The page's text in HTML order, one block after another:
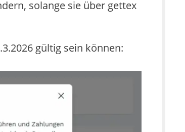
solange sie über gettex
gültig sein können: